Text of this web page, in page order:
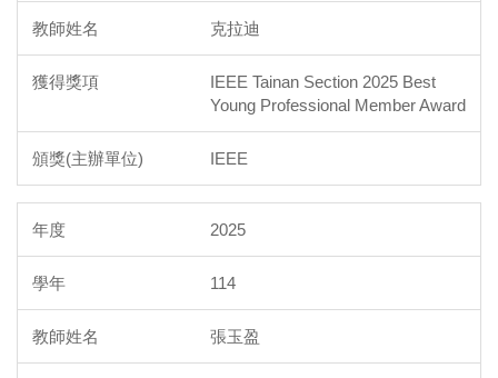
克拉迪
IEEE Tainan Section 2025 Best
Young Professional Member Award
IEEE
2025
114
張玉盈